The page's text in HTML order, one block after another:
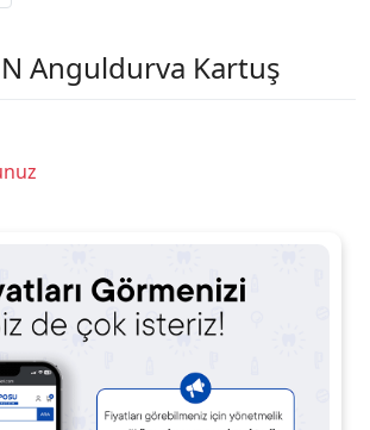
Anguldurva Kartuş